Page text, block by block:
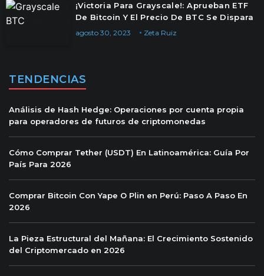
¡Victoria Para Grayscale!: Aprueban ETF
De Bitcoin Y El Precio De BTC Se Dispara
Zeta Ruiz
agosto 30, 2023
TENDENCIAS
Análisis de Hash Hedge: Operaciones por cuenta propia
para operadores de futuros de criptomonedas
Cómo Comprar Tether (USDT) En Latinoamérica: Guía Por
País Para 2026
Comprar Bitcoin Con Yape O Plin en Perú: Paso A Paso En
2026
La Pieza Estructural del Mañana: El Crecimiento Sostenido
del Criptomercado en 2026